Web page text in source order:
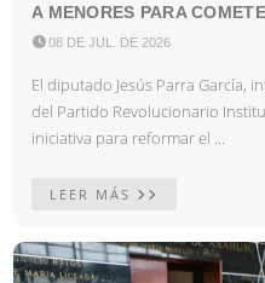
A MENORES PARA
08 DE JUL. DE 2026
El diputado Jesús Parra García,
del Partido Revolucionario
iniciativa para reformar el ...
LEER MÁS